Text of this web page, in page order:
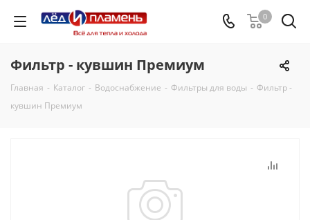
0
Фильтр - кувшин Премиум
Главная - Каталог - Водоснабжение - Фильтры для воды - Фильтр -
кувшин Премиум